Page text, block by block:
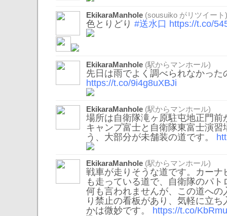
EkikaraManhole (sousuiko がリツイート)
色とりどり #送水口 https://t.co/
EkikaraManhole (駅からマンホール)
先日は雨でよく調べられなかった
https://t.co/9i4g8uXBJi
EkikaraManhole (駅からマンホール)
場所は自衛隊滝ヶ原駐屯地正門前
キャンプ富士と自衛隊東富士演
う、大部分が未舗装の道です。
EkikaraManhole (駅からマンホール)
戦車が走りそうな道です。カーナ
も走っている道で、自衛隊のパ
何も言われませんが、この道への
り禁止の看板があり、気軽に立
かは微妙です。 https://t.co/